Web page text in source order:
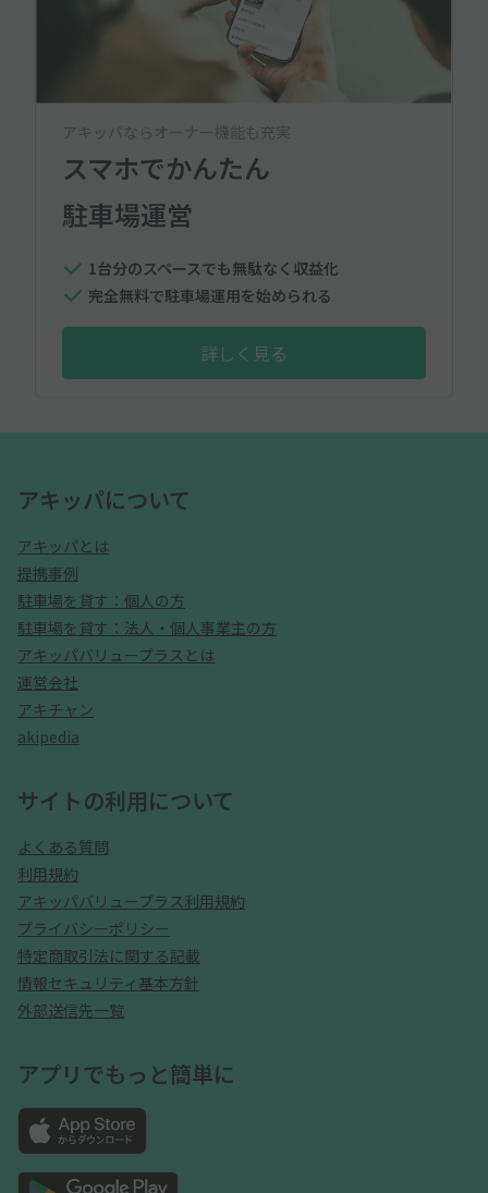
アキッパならオーナー機能も充実
スマホでかんたん
駐車場運営
1台分のスペースでも無駄なく収益化
完全無料で駐車場運用を始められる
詳しく見る
アキッパについて
アキッパとは
提携事例
駐車場を貸す：個人の方
駐車場を貸す：法人・個人事業主の方
アキッパバリュープラスとは
運営会社
アキチャン
akipedia
サイトの利用について
よくある質問
利用規約
アキッパバリュープラス利用規約
プライバシーポリシー
特定商取引法に関する記載
情報セキュリティ基本方針
外部送信先一覧
アプリでもっと簡単に